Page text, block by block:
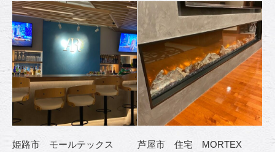
姫路市 モールテックス
芦屋市 住宅 MORTEX